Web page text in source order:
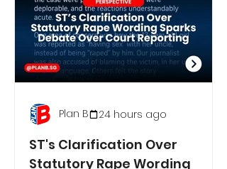
ST's Clarification Over
Statutory Rape Wording
Plan B 24 hours ago